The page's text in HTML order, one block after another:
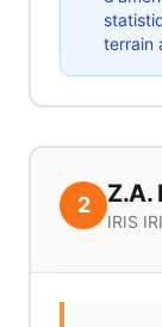
terrain
2 Z.A.
IRIS